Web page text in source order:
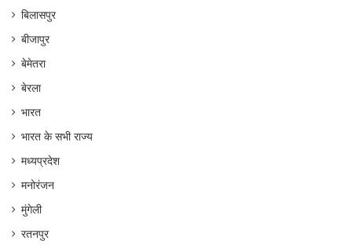
बिलासपुर
बीजापुर
बेमेतरा
बेरला
भारत
भारत के सभी राज्य
मध्यप्रदेश
मनोरंजन
मुंगेली
रतनपुर